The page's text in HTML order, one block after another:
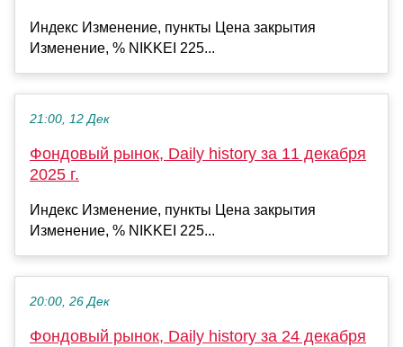
Индекс Изменение, пункты Цена закрытия
Изменение, % NIKKEI 225...
21:00, 12 Дек
Фондовый рынок, Daily history за 11 декабря
2025 г.
Индекс Изменение, пункты Цена закрытия
Изменение, % NIKKEI 225...
20:00, 26 Дек
Фондовый рынок, Daily history за 24 декабря